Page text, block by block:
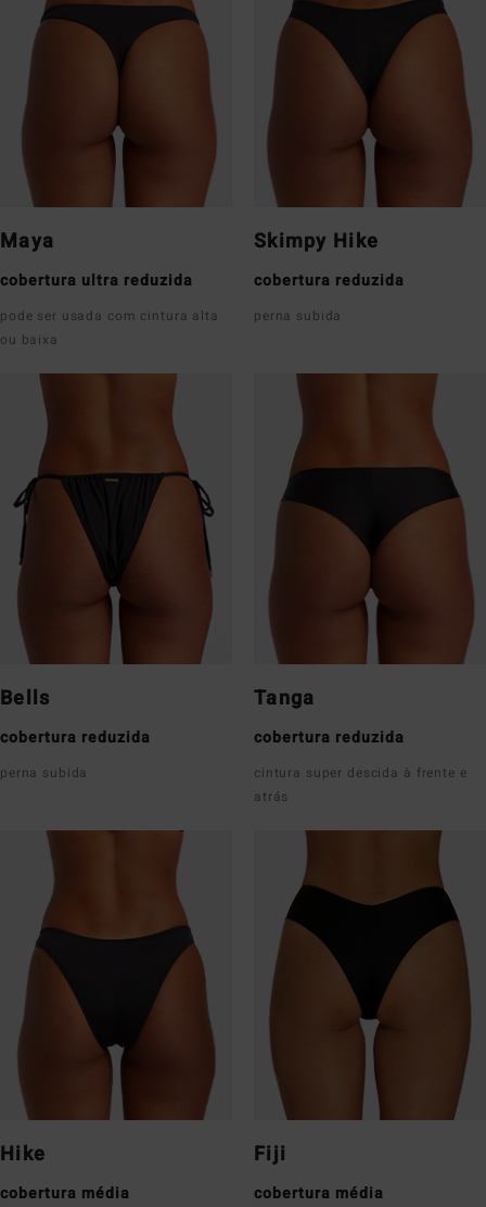
Maya
cobertura ultra reduzida
pode ser usada com cintura alta
ou baixa
Skimpy Hike
cobertura reduzida
perna subida
Bells
cobertura reduzida
perna subida
Tanga
cobertura reduzida
cintura super descida à frente e
atrás
Hike
cobertura média
Fiji
cobertura média